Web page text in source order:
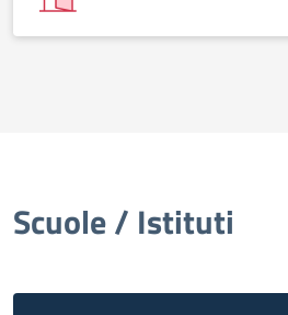
Scuole / Istituti